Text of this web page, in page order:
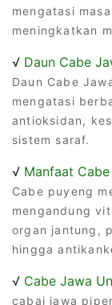
mengatasi
meningkatkan
√ Daun Cabe
Daun Cabe
mengatasi
antioksidan,
sistem saraf.
√ Manfaat
Cabe puyeng
mengandung
organ jantung,
hingga
√ Cabe Jawa
cabai jawa